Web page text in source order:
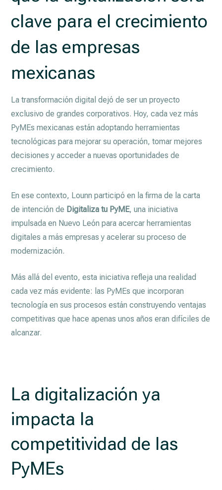
clave para el crecimiento
de las empresas
mexicanas
La transformación digital dejó de ser un proyecto
exclusivo de grandes corporativos. Hoy, cada vez más
PyMEs mexicanas están adoptando herramientas
tecnológicas para mejorar su operación, tomar mejores
decisiones y acceder a nuevas oportunidades de
crecimiento.
En ese contexto, Lounn participó en la firma de la carta
de intención de Digitaliza tu PyME, una iniciativa
impulsada en Nuevo León para acercar herramientas
digitales a más empresas y acelerar su proceso de
modernización.
Más allá del evento, esta iniciativa refleja una realidad
cada vez más evidente: las PyMEs que incorporan
tecnología en sus procesos están construyendo ventajas
competitivas que hace apenas unos años eran difíciles de
alcanzar.
La digitalización ya
impacta la
competitividad de las
PyMEs